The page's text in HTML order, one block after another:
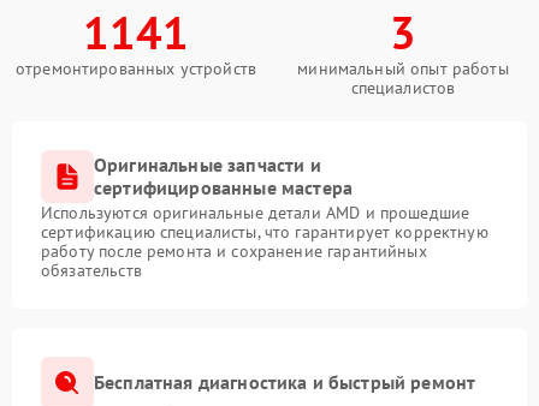
1141
отремонтированных устройств
3
минимальный опыт работы
специалистов
Оригинальные запчасти и
сертифицированные мастера
Используются оригинальные детали AMD и прошедшие
сертификацию специалисты, что гарантирует корректную
работу после ремонта и сохранение гарантийных
обязательств
Бесплатная диагностика и быстрый ремонт